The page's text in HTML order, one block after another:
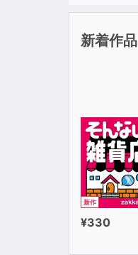
新着作品
新作
¥330